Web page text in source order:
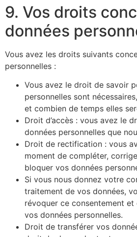
9. Vos droits
données
Vous avez les droits suivants
personnelles :
Vous avez le droit de savoir
personnelles sont
et combien de temps elles
Droit d’accès : vous avez le
données personnelles que
Droit de rectification : vous
moment de compléter,
bloquer vos données
Si vous nous donnez votre
traitement de vos données,
révoquer ce consentement
vos données personnelles.
Droit de transférer vos